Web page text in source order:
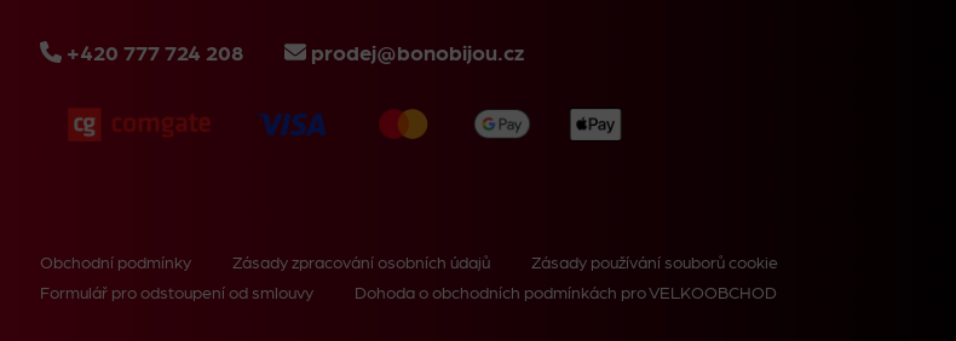
+420 777 724 208 prodej@bonobijou.cz
Obchodní podmínky Zásady zpracování osobních údajů
Zásady používání souborů cookie
Formulář pro odstoupení od smlouvy
Dohoda o obchodních podmínkách pro VELKOOBCHOD